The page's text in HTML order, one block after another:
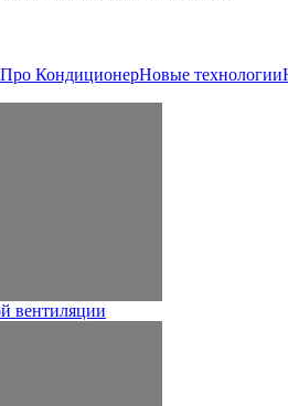
Про КондиционерНовые технологии
вентиляции